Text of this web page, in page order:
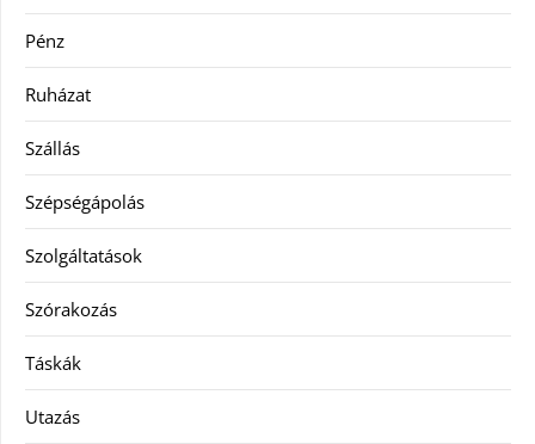
Pénz
Ruházat
Szállás
Szépségápolás
Szolgáltatások
Szórakozás
Táskák
Utazás